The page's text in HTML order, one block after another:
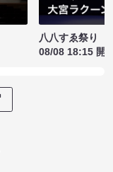
八八すゑ祭り
08/08 18:15 開